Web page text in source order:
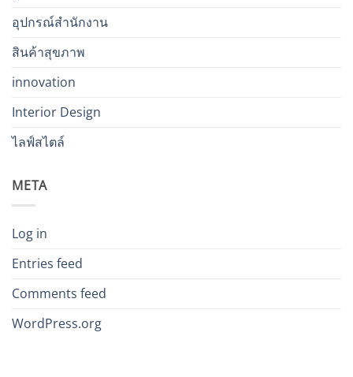
อุปกรณ์สำนักงาน
สินค้าสุขภาพ
innovation
Interior Design
ไลฟ์สไตล์
META
Log in
Entries feed
Comments feed
WordPress.org